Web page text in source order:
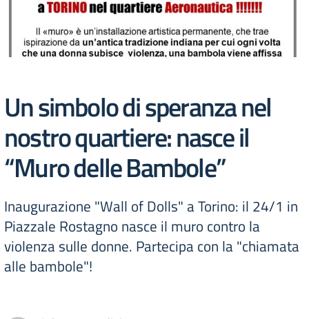
Un simbolo di speranza nel
nostro quartiere: nasce il
“Muro delle Bambole”
Inaugurazione "Wall of Dolls" a Torino: il 24/1 in
Piazzale Rostagno nasce il muro contro la
violenza sulle donne. Partecipa con la "chiamata
alle bambole"!